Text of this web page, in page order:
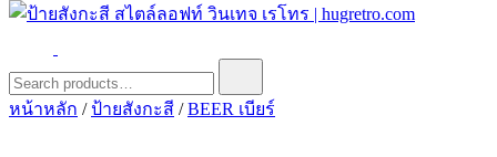
ป้ายสังกะสี สไตล์ลอฟท์ วินเทจ เรโทร | hugretro.com
ป้ายวินเทจ แต่งบ้าน ร้านกาแฟ ผับ โรงแรม ป้ายโค้ก เป็ปซี่เวสป้า
ฮาร์เล่ย์โฆษณาเก่าโบราณ มีราคาแบบสวยๆเพียบหรือสั่งทำโทร
O8664277II
for:
หน้าหลัก /ป้ายสังกะสี /BEER เบียร์